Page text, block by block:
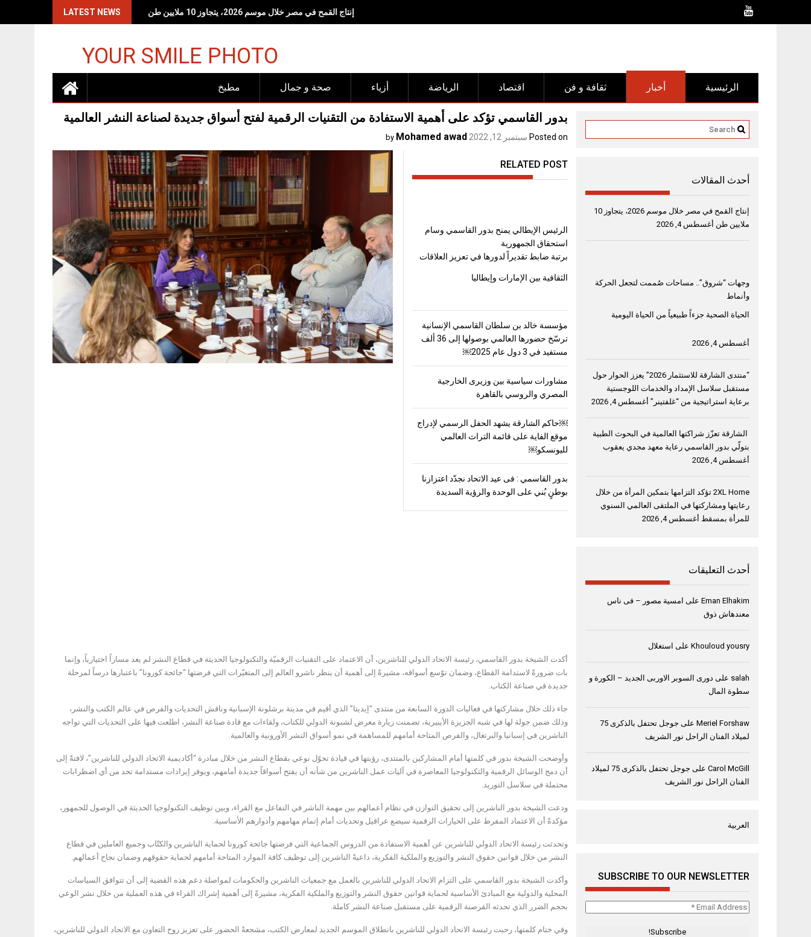
LATEST NEWS <br><br>وجهات "شروق".. مساحات صُممت لتجعل الحركة وأنماط<br>الحياة الصحية جزءاً طبيعياً من الحياة اليومية<span lang="EN" dir="LTR" style="font-size:17.0pt;line-height:150%"></span><br><br>
YOUR SMILE PHOTO
مطبخ صحة و جمال أزياء الرياضة اقتصاد ثقافة و فن أخبار الرئيسية
بدور القاسمي تؤكد على أهمية الاستفادة من التقنيات الرقمية لفتح أسواق جديدة لصناعة النشر العالمية
Posted on سبتمبر 12, 2022 by
Mohamed awad
RELATED POST
الرئيس الإيطالي يمنح بدور القاسمي وسام
استحقاق الجمهورية
برتبة ضابط تقديراً لدورها في تعزيز العلاقات
الثقافية بين الإمارات وإيطاليا
مؤسسة خالد بن سلطان القاسمي الإنسانية
ترسّخ حضورها العالمي بوصولها إلى 36 ألف
مستفيد في 3 دول عام 2025￼
مشاورات سياسية بين وزيرى الخارجية
المصري والروسي بالقاهرة
￼حاكم الشارقة يشهد الحفل الرسمي لإدراج
موقع الفاية على قائمة التراث العالمي
لليونسكو￼
بدور القاسمي : فى عيد الاتحاد نجدّد اعتزازنا
بوطنٍ بُني على الوحدة والرؤية السديدة
أكدت الشيخة بدور القاسمي، رئيسة الاتحاد الدولي للناشرين، أن الاعتماد على التقنيات الرقميّة والتكنولوجيا الحديثة في قطاع النشر لم يعد مساراً اختيارياً، وإنما
بات ضرورةً لاستدامة القطاع، وضمان توّسع أسواقه، مشيرةً إلى أهمية أن ينظر ناشرو العالم إلى المتغيّرات التي فرضتها “جائحة كورونا” باعتبارها درساً لمرحلة
جديدة في صناعة الكتاب.
جاء ذلك خلال مشاركتها في فعاليات الدورة السابعة من منتدى “إيديتا” الذي أقيم في مدينة برشلونة الإسبانية وناقش التحديات والفرص في عالم الكتب والنشر،
وذلك ضمن جولة لها في شبه الجزيرة الأيبيرية، تضمنت زيارة معرض لشبونة الدولي للكتاب، ولقاءات مع قادة صناعة النشر، اطلعت فيها على التحديات التي تواجه
الناشرين في إسبانيا والبرتغال، والفرص المتاحة أمامهم للمساهمة في نمو أسواق النشر الأوروبية والعالمية.
وأوضحت الشيخة بدور في كلمتها أمام المشاركين بالمنتدى، رؤيتها في قيادة تحوّل نوعي بقطاع النشر من خلال مبادرة “أكاديمية الاتحاد الدولي للناشرين”، لافتةً إلى
أن دمج الوسائل الرقمية والتكنولوجيا المعاصرة في آليات عمل الناشرين من شأنه أن يفتح أسواقاً جديدة أمامهم، ويوفر إيرادات مستدامة تحد من أي اضطرابات
محتملة في سلاسل التوريد.
ودعت الشيخة بدور الناشرين إلى تحقيق التوازن في نظام أعمالهم بين مهمة الناشر في التفاعل مع القراء، وبين توظيف التكنولوجيا الحديثة في الوصول للجمهور،
مؤكدةً أن الاعتماد المفرط على الخيارات الرقمية سيضع عراقيل وتحديات أمام إتمام مهامهم وأدوارهم الأساسية.
وتحدثت رئيسة الاتحاد الدولي للناشرين عن أهمية الاستفادة من الدروس الجماعية التي فرضتها جائحة كورونا لحماية الناشرين والكتّاب وجميع العاملين في قطاع
النشر من خلال قوانين حقوق النشر والتوزيع والملكية الفكرية، داعيةً الناشرين إلى توظيف كافة الموارد المتاحة أمامهم لحماية حقوقهم وضمان نجاح أعمالهم.
وأكدت الشيخة بدور القاسمي على التزام الاتحاد الدولي للناشرين بالعمل مع جمعيات الناشرين والحكومات لمواصلة دعم هذه القضية إلى أن تتوافق السياسات
المحلية والدولية مع المبادئ الأساسية لحماية قوانين حقوق النشر والتوزيع والملكية الفكرية، مشيرةً إلى أهمية إشراك القراء في هذه العملية من خلال نشر الوعي
بحجم الضرر الذي تحدثه القرصنة الرقمية على مستقبل صناعة النشر كاملة.
وفي ختام كلمتها، رحبت رئيسة الاتحاد الدولي للناشرين بانطلاق الموسم الجديد لمعارض الكتب، مشجعةً الحضور على تعزيز روح التعاون مع الاتحاد الدولي للناشرين،
أحدث المقالات
إنتاج القمح في مصر خلال موسم 2026، يتجاوز 10
ملايين طن أغسطس 4, 2026
وجهات “شروق”.. مساحات صُممت لتجعل الحركة
وأنماط
الحياة الصحية جزءاً طبيعياً من الحياة اليومية
أغسطس 4, 2026
“منتدى الشارقة للاستثمار 2026” يعزز الحوار حول
مستقبل سلاسل الإمداد والخدمات اللوجستية
برعاية استراتيجية من “غلفتينر” أغسطس 4, 2026
الشارقة تعزّز شراكتها العالمية في البحوث الطبية
بتولّي بدور القاسمي رعاية معهد مجدي يعقوب
أغسطس 4, 2026
2XL Home تؤكد التزامها بتمكين المرأة من خلال
رعايتها ومشاركتها في الملتقى العالمي السنوي
للمرأة بمسقط أغسطس 4, 2026
أحدث التعليقات
Eman Elhakim على امسية مصور – فى ناس
معندهاش ذوق
Khouloud yousry على استغلال
salah على دورى السوبر الاوربى الجديد – الكورة و
سطوة المال
Meriel Forshaw على
جوجل تحتفل بالذكرى 75
لميلاد الفنان الراحل نور الشريف
Carol McGill على
جوجل تحتفل بالذكرى 75 لميلاد
الفنان الراحل نور الشريف
العربية
SUBSCRIBE TO OUR NEWSLETTER
Email